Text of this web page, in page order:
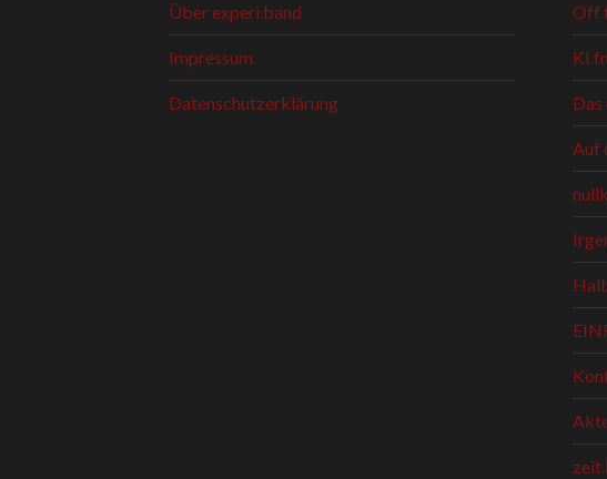
Über experi.band
Impressum
Datenschutzerklärung
Off
Auf